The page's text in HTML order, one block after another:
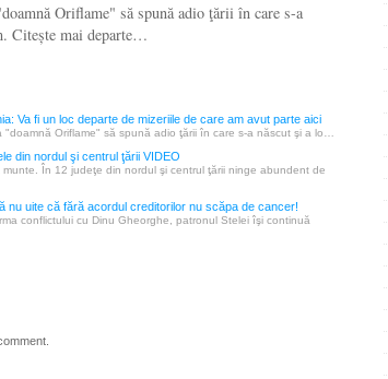
Oriflame" să spună adio ţării în care s-a
Citește mai departe…
Va fi un loc departe de mizeriile de care am avut parte aici
"doamnă Oriflame" să spună adio ţării în care s-a născut şi a lo…
din nordul şi centrul ţării VIDEO
În 12 judeţe din nordul şi centrul ţării ninge abundent de
nu uite că fără acordul creditorilor nu scăpa de cancer!
conflictului cu Dinu Gheorghe, patronul Stelei îşi continuă